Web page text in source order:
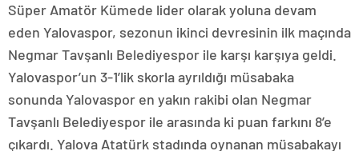
Süper Amatör Kümede lider olarak yoluna devam
eden Yalovaspor, sezonun ikinci devresinin ilk maçında
Negmar Tavşanlı Belediyespor ile karşı karşıya geldi.
Yalovaspor’un 3-1’lik skorla ayrıldığı müsabaka
sonunda Yalovaspor en yakın rakibi olan Negmar
Tavşanlı Belediyespor ile arasında ki puan farkını 8’e
çıkardı. Yalova Atatürk stadında oynanan müsabakayı